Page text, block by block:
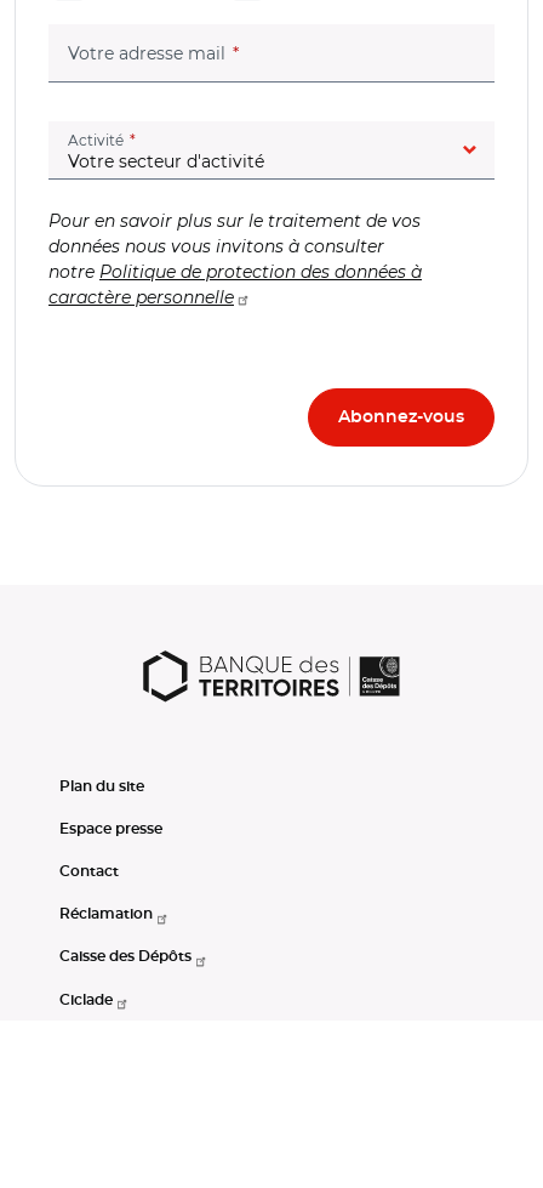
Votre adresse mail (champ obligatoire)
Activité (champ obligatoire)
Pour en savoir plus sur le traitement de vos
données nous vous invitons à consulter
notre Politique de protection des données à
caractère personnelle
Plan du site
Espace presse
Contact
Réclamation
Caisse des Dépôts
Ciclade